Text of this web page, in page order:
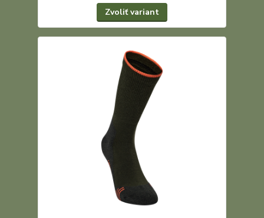
Zvoliť variant